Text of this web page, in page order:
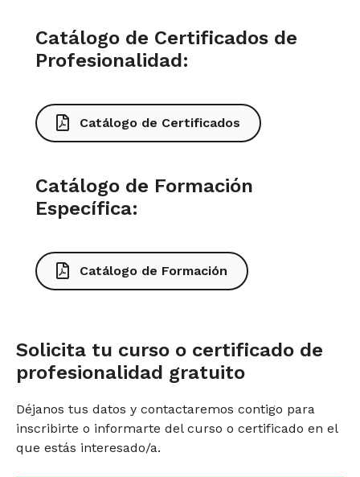
Catálogo de Certificados de
Profesionalidad:
Catálogo de Certificados
Catálogo de Formación
Específica:
Catálogo de Formación
Solicita tu curso o certificado de
profesionalidad gratuito
Déjanos tus datos y contactaremos contigo para
inscribirte o informarte del curso o certificado en el
que estás interesado/a.